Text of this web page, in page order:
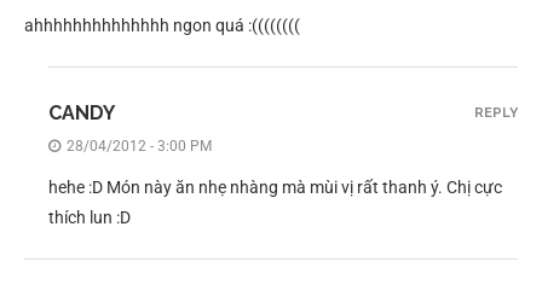
ahhhhhhhhhhhhhh ngon quá :((((((((
CANDY
28/04/2012 - 3:00 PM
hehe :D Món này ăn nhẹ nhàng mà mùi vị rất thanh ý. Chị cực
thích lun :D
REPLY